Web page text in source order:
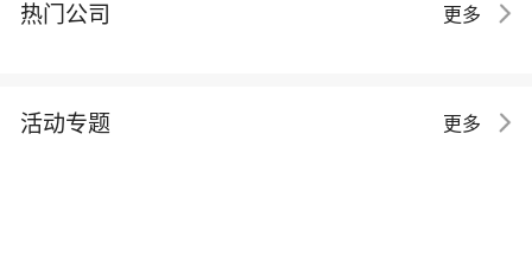
热门公司 更多
活动专题 更多